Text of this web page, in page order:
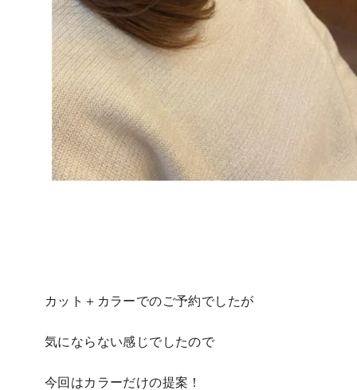
カット＋カラーでのご予約でしたが
気にならない感じでしたので
今回はカラーだけの提案！